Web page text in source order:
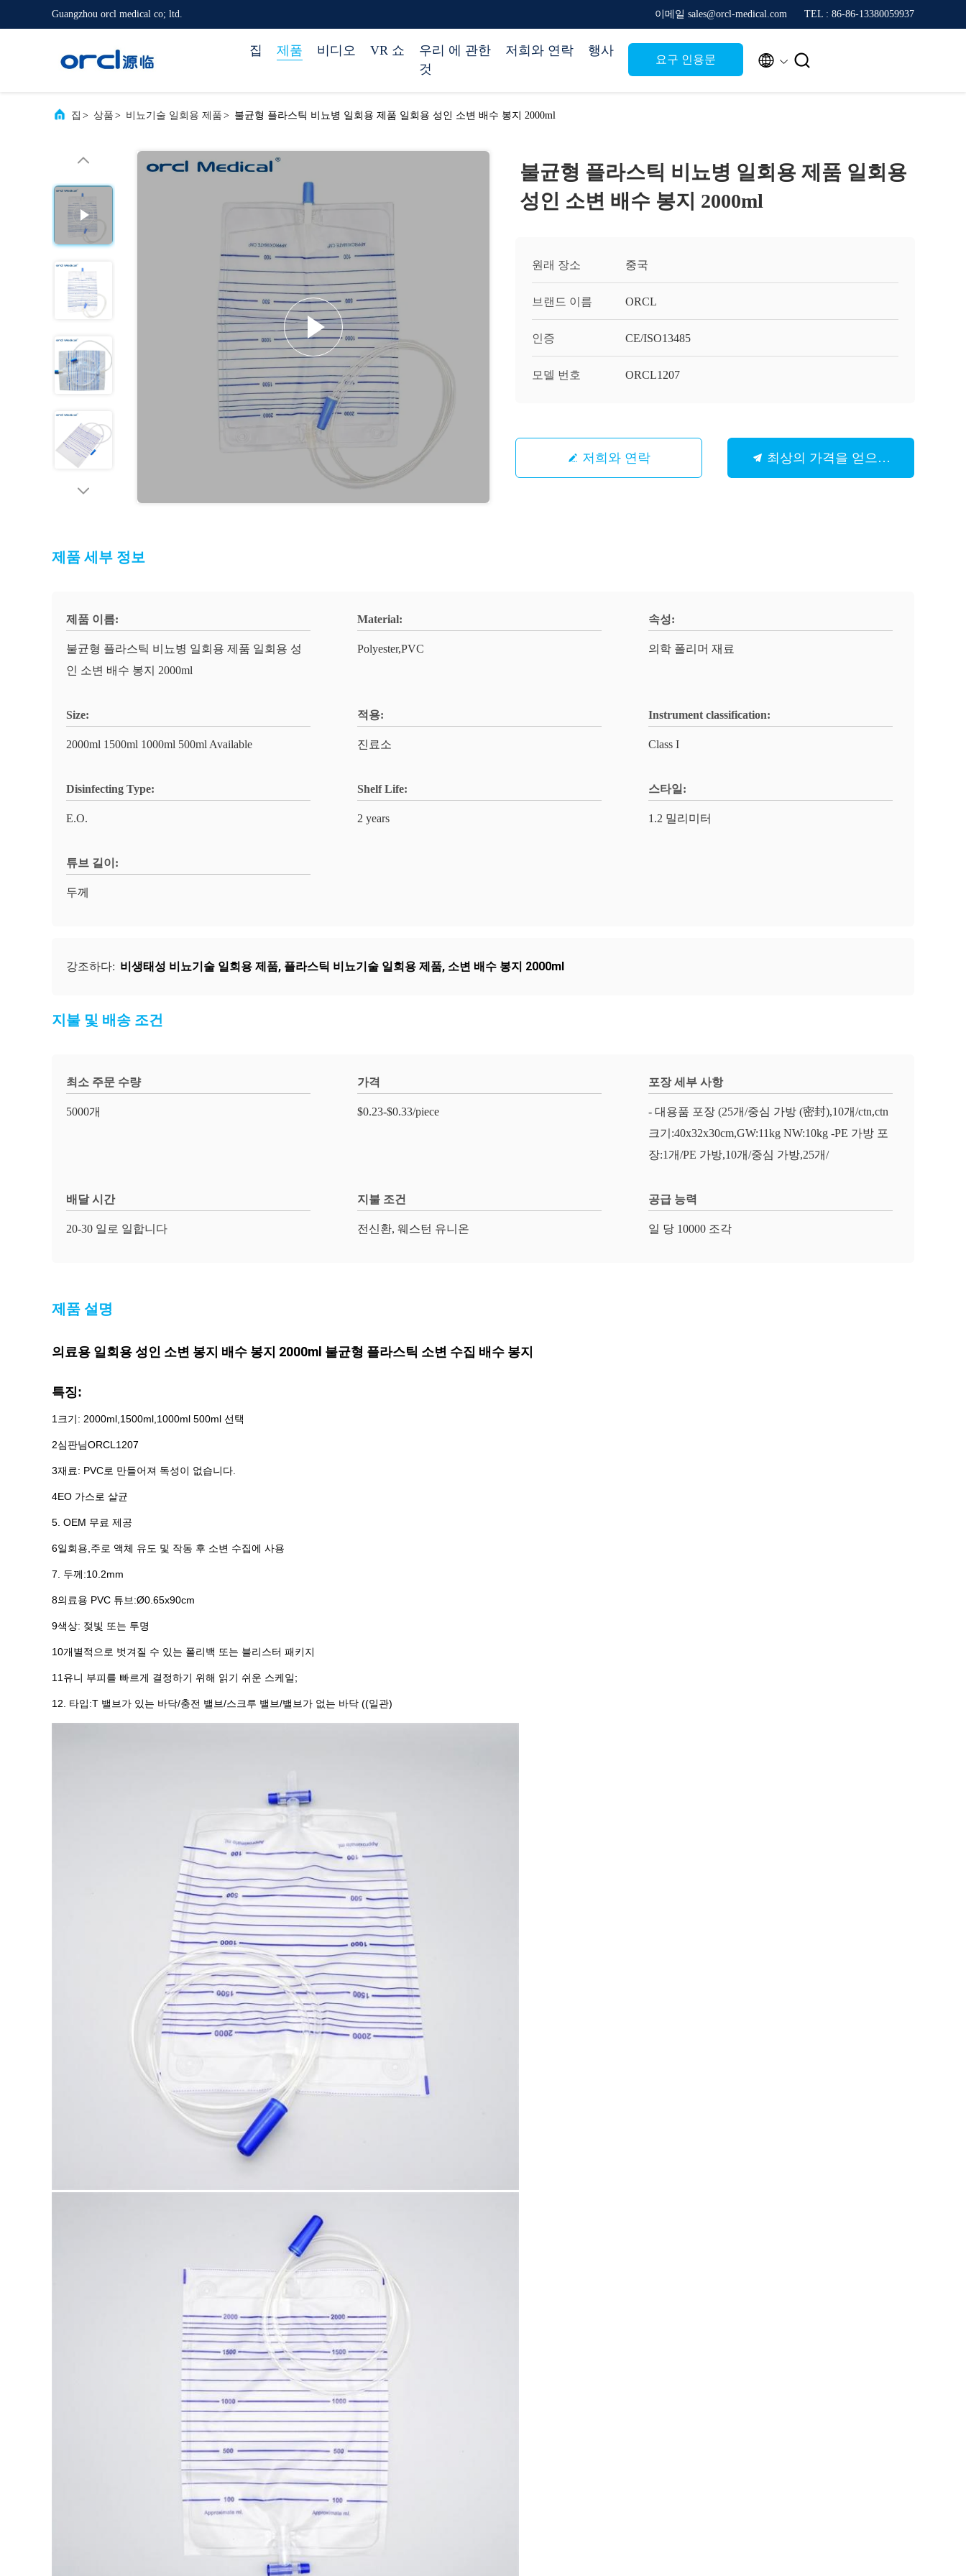
Guangzhou orcl medical co; ltd. 이메일 sales@orcl-medical.com TEL : 86-86-13380059937
집 제품 비디오 VR 쇼
우리 에 관한
것
저희와 연락 행사
요구 인용문  
집 > 상품 > 비뇨기술 일회용 제품 > 불균형 플라스틱 비뇨병 일회용 제품 일회용 성인 소변 배수 봉지 2000ml
불균형 플라스틱 비뇨병 일회용 제품 일회용
성인 소변 배수 봉지 2000ml
원래 장소 중국
브랜드 이름 ORCL
인증 CE/ISO13485
모델 번호 ORCL1207
저희와 연락 최상의 가격을 얻으세요
제품 세부 정보
제품 이름:
불균형 플라스틱 비뇨병 일회용 제품 일회용 성
인 소변 배수 봉지 2000ml
Material:
Polyester,PVC
속성:
의학 폴리머 재료
Size:
2000ml 1500ml 1000ml 500ml Available
적용:
진료소
Instrument classification:
Class I
Disinfecting Type:
E.O.
Shelf Life:
2 years
스타일:
1.2 밀리미터
튜브 길이:
두께
강조하다: 비생태성 비뇨기술 일회용 제품, 플라스틱 비뇨기술 일회용 제품, 소변 배수 봉지 2000ml
지불 및 배송 조건
최소 주문 수량
5000개
가격
$0.23-$0.33/piece
포장 세부 사항
- 대용품 포장 (25개/중심 가방 (密封),10개/ctn,ctn
크기:40x32x30cm,GW:11kg NW:10kg -PE 가방 포
장:1개/PE 가방,10개/중심 가방,25개/
배달 시간
20-30 일로 일합니다
지불 조건
전신환, 웨스턴 유니온
공급 능력
일 당 10000 조각
제품 설명
의료용 일회용 성인 소변 봉지 배수 봉지 2000ml 불균형 플라스틱 소변 수집 배수 봉지
특징:
1크기: 2000ml,1500ml,1000ml 500ml 선택
2심판님ORCL1207
3재료: PVC로 만들어져 독성이 없습니다.
4EO 가스로 살균
5. OEM 무료 제공
6일회용,주로 액체 유도 및 작동 후 소변 수집에 사용
7. 두께:10.2mm
8의료용 PVC 튜브:Ø0.65x90cm
9색상: 젖빛 또는 투명
10개별적으로 벗겨질 수 있는 폴리백 또는 블리스터 패키지
11유니 부피를 빠르게 결정하기 위해 읽기 쉬운 스케일;
12. 타입:T 밸브가 있는 바닥/충전 밸브/스크루 밸브/밸브가 없는 바닥 ((일관)